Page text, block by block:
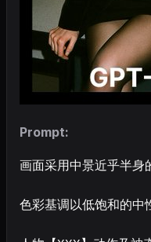
Prompt:
画面采用中景近乎半身
色彩基调以低饱和的中